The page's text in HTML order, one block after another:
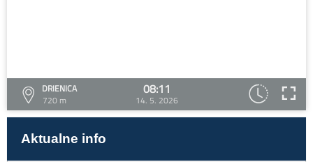
DRIENICA
720 m
08:11
14. 5. 2026
Aktualne info